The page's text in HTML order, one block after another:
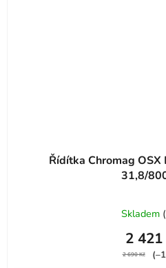
Řídítka Chromag OSX
31,8/
je
Skladem (
2 421
2 690 Kč